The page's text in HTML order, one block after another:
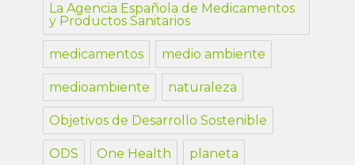
La Agencia Española de Medicamentos
y Productos Sanitarios
medicamentos medio ambiente
medioambiente naturaleza
Objetivos de Desarrollo Sostenible
ODS One Health planeta